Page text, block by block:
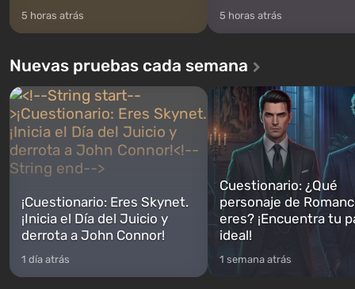
5 horas atrás 5 horas atrás
Nuevas pruebas cada semana
¡Cuestionario: Eres Skynet.
¡Inicia el Día del Juicio y
derrota a John Connor!
1 día atrás
Cuestionario: ¿Qué
personaje de
eres? ¡Encuentra tu
ideal!
1 semana atrás